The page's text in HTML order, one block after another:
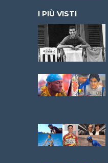
I PIÙ VISTI